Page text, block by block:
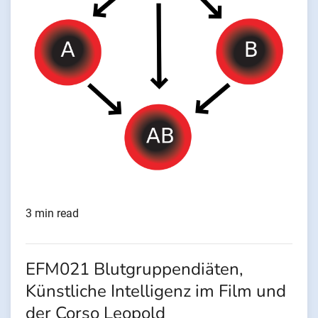
3 min read
EFM021 Blutgruppendiäten,
Künstliche Intelligenz im Film und
der Corso Leopold